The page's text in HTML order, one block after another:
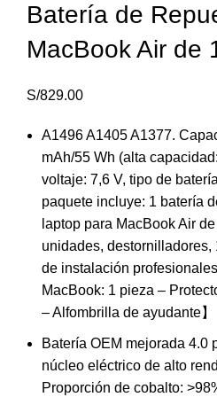
Batería de
MacBook Air de
S/829.00
A1496 A1405 A1377.
mAh/55 Wh (alta
voltaje: 7,6 V, tipo de
paquete incluye: 1 batería
laptop para MacBook Air
unidades,
de instalación
MacBook: 1 pieza –
– Alfombrilla de ayudante】
Batería OEM mejorada 4.0
núcleo eléctrico de alto
Proporción de cobalto: